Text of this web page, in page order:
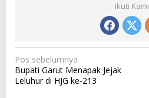
Ikuti Kami
N
a
Pos sebelumnya
Bupati Garut Menapak Jejak
Leluhur di HJG ke-213